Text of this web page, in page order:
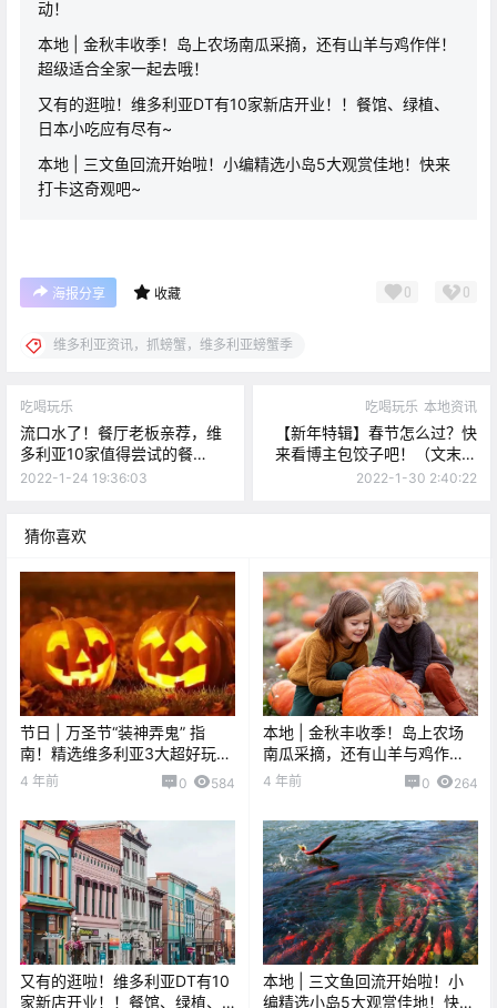
动！
本地 | 金秋丰收季！岛上农场南瓜采摘，还有山羊与鸡作伴！
超级适合全家一起去哦！
又有的逛啦！维多利亚DT有10家新店开业！！餐馆、绿植、
日本小吃应有尽有~
本地 | 三文鱼回流开始啦！小编精选小岛5大观赏佳地！快来
打卡这奇观吧~
海报分享 收藏 0 0
维多利亚资讯，抓螃蟹，维多利亚螃蟹季
吃喝玩乐
流口水了！餐厅老板亲荐，维
多利亚10家值得尝试的餐
厅！！都在DT哦~
2022-1-24 19:36:03
吃喝玩乐 本地资讯
【新年特辑】春节怎么过？快
来看博主包饺子吧！（文末附
大礼哦）
2022-1-30 2:40:22
猜你喜欢
节日 | 万圣节“装神弄鬼” 指
南！精选维多利亚3大超好玩的
活动！
4 年前 0 584
本地 | 金秋丰收季！岛上农场
南瓜采摘，还有山羊与鸡作
伴！超级适合全家一起去哦！
4 年前 0 264
又有的逛啦！维多利亚DT有10
家新店开业！！餐馆、绿植、
本地 | 三文鱼回流开始啦！小
编精选小岛5大观赏佳地！快来